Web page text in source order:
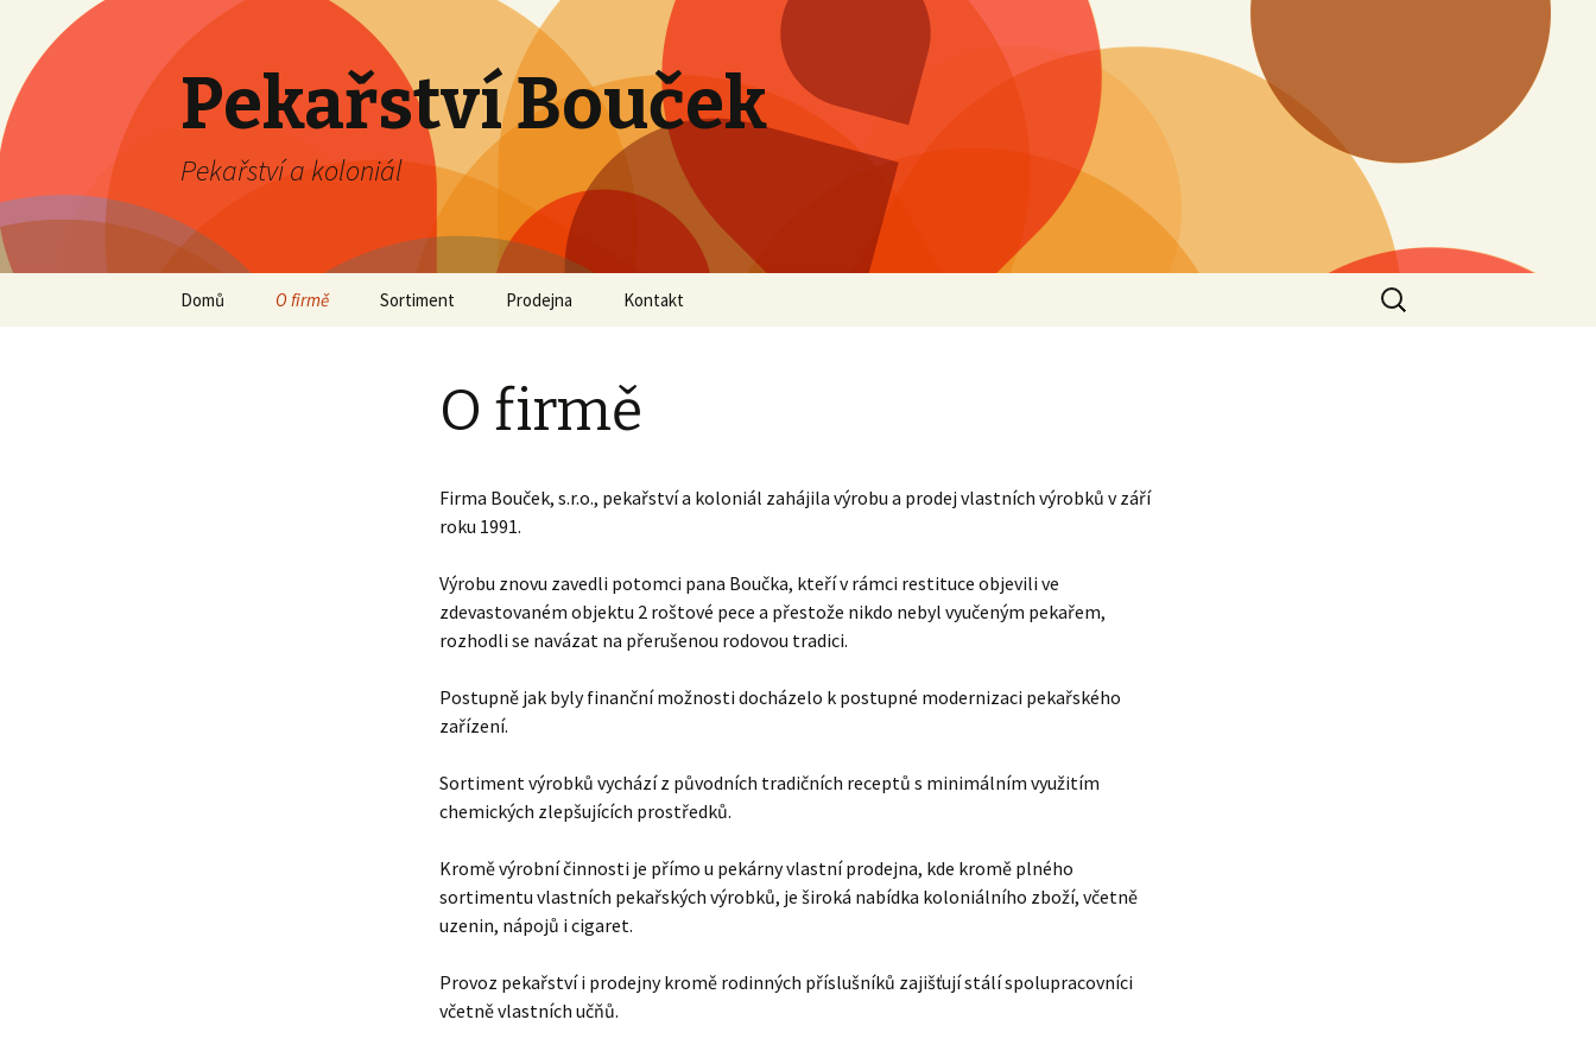
Pekařství Bouček
Pekařství a koloniál
Skip to content
Domů O firmě Sortiment Prodejna Kontakt
Search
for:
O firmě
Firma Bouček, s.r.o., pekařství a koloniál zahájila výrobu a prodej vlastních výrobků v září
roku 1991.
Výrobu znovu zavedli potomci pana Boučka, kteří v rámci restituce objevili ve
zdevastovaném objektu 2 roštové pece a přestože nikdo nebyl vyučeným pekařem,
rozhodli se navázat na přerušenou rodovou tradici.
Postupně jak byly finanční možnosti docházelo k postupné modernizaci pekařského
zařízení.
Sortiment výrobků vychází z původních tradičních receptů s minimálním využitím
chemických zlepšujících prostředků.
Kromě výrobní činnosti je přímo u pekárny vlastní prodejna, kde kromě plného
sortimentu vlastních pekařských výrobků, je široká nabídka koloniálního zboží, včetně
uzenin, nápojů i cigaret.
Provoz pekařství i prodejny kromě rodinných příslušníků zajišťují stálí spolupracovníci
včetně vlastních učňů.